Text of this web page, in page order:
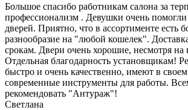
Большое спасибо работникам салона за
профессионализм . Девушки очень
дверей. Приятно, что в ассортименте есть
разнообразие на "любой кошелек".
срокам. Двери очень хорошие, несмотря
Отдельная благодарность установщикам!
быстро и очень качественно, имеют в своем
современные инструменты для работы.
рекомендовать "Антураж"!
Светлана